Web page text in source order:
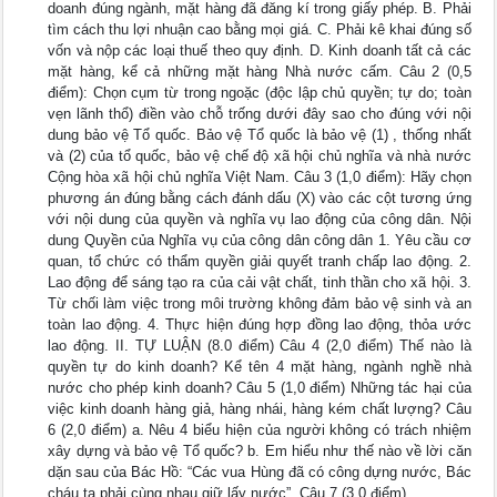
doanh đúng ngành, mặt hàng đã đăng kí trong giấy phép. B. Phải
tìm cách thu lợi nhuận cao bằng mọi giá. C. Phải kê khai đúng số
vốn và nộp các loại thuế theo quy định. D. Kinh doanh tất cả các
mặt hàng, kể cả những mặt hàng Nhà nước cấm. Câu 2 (0,5
điểm): Chọn cụm từ trong ngoặc (độc lập chủ quyền; tự do; toàn
vẹn lãnh thổ) điền vào chỗ trống dưới đây sao cho đúng với nội
dung bảo vệ Tổ quốc. Bảo vệ Tổ quốc là bảo vệ (1) , thống nhất
và (2) của tổ quốc, bảo vệ chế độ xã hội chủ nghĩa và nhà nước
Cộng hòa xã hội chủ nghĩa Việt Nam. Câu 3 (1,0 điểm): Hãy chọn
phương án đúng bằng cách đánh dấu (X) vào các cột tương ứng
với nội dung của quyền và nghĩa vụ lao động của công dân. Nội
dung Quyền của Nghĩa vụ của công dân công dân 1. Yêu cầu cơ
quan, tổ chức có thẩm quyền giải quyết tranh chấp lao động. 2.
Lao động để sáng tạo ra của cải vật chất, tinh thần cho xã hội. 3.
Từ chối làm việc trong môi trường không đảm bảo vệ sinh và an
toàn lao động. 4. Thực hiện đúng hợp đồng lao động, thỏa ước
lao động. II. TỰ LUẬN (8.0 điểm) Câu 4 (2,0 điểm) Thế nào là
quyền tự do kinh doanh? Kể tên 4 mặt hàng, ngành nghề nhà
nước cho phép kinh doanh? Câu 5 (1,0 điểm) Những tác hại của
việc kinh doanh hàng giả, hàng nhái, hàng kém chất lượng? Câu
6 (2,0 điểm) a. Nêu 4 biểu hiện của người không có trách nhiệm
xây dựng và bảo vệ Tổ quốc? b. Em hiểu như thế nào về lời căn
dặn sau của Bác Hồ: “Các vua Hùng đã có công dựng nước, Bác
cháu ta phải cùng nhau giữ lấy nước”. Câu 7 (3,0 điểm)